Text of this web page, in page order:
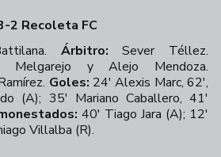
2 Recoleta FC
Árbitro: Sever Téllez.
Melgarejo y Alejo Mendoza.
Goles: 24' Alexis Marc, 62',
(A); 35' Mariano Caballero, 41'
40' Tiago Jara (A); 12'
Villalba (R).